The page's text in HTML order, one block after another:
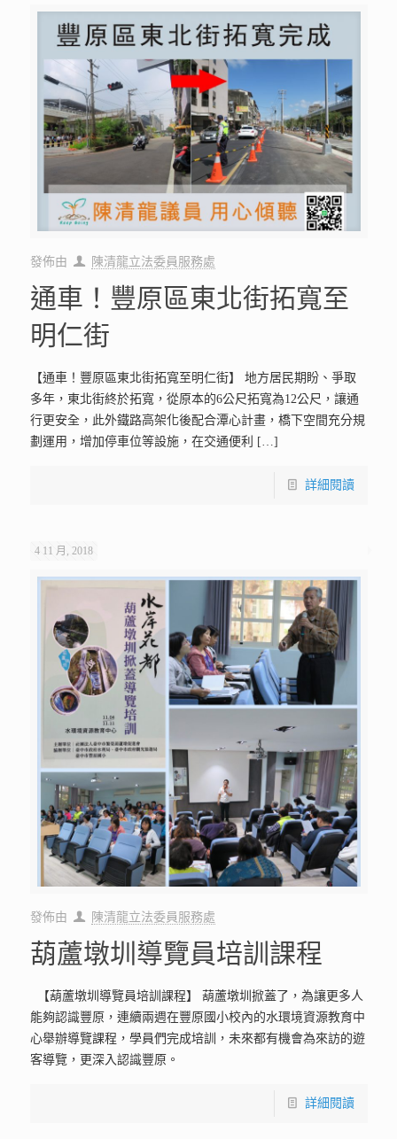
發佈由 陳清龍立法委員服務處
通車！豐原區東北街拓寬至
明仁街
【通車！豐原區東北街拓寬至明仁街】 地方居民期盼、爭取
多年，東北街終於拓寬，從原本的6公尺拓寬為12公尺，讓通
行更安全，此外鐵路高架化後配合潭心計畫，橋下空間充分規
劃運用，增加停車位等設施，在交通便利
[…]
詳細閱讀
4 11 月, 2018
發佈由 陳清龍立法委員服務處
葫蘆墩圳導覽員培訓課程
【葫蘆墩圳導覽員培訓課程】 葫蘆墩圳掀蓋了，為讓更多人
能夠認識豐原，連續兩週在豐原國小校內的水環境資源教育中
心舉辦導覽課程，學員們完成培訓，未來都有機會為來訪的遊
客導覽，更深入認識豐原。
詳細閱讀